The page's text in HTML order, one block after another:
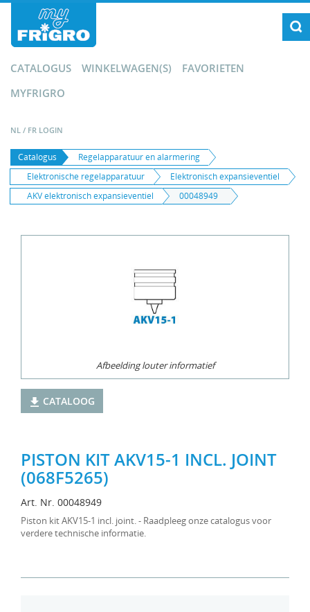
CATALOGUS WINKELWAGEN(S)
FAVORIETEN
MYFRIGRO
NL / FR LOGIN
Catalogus
Regelapparatuur en alarmering
Elektronische regelapparatuur
Elektronisch expansieventiel
AKV elektronisch expansieventiel
00048949
Afbeelding louter informatief
CATALOOG
PISTON KIT AKV15-1 INCL. JOINT
(068F5265)
Art. Nr. 00048949
Piston kit AKV15-1 incl. joint. - Raadpleeg onze catalogus voor
verdere technische informatie.